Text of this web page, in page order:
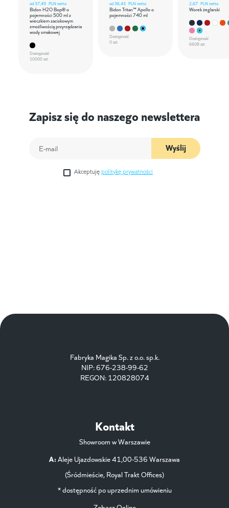
od37,49 PLN netto
Bidon H2O Bop® o
pojemności 500 ml z
wieczkiem zaciskowym
zmożliwością przyrządzania
wody smakowej
Dostępność
10000 szt.
od36,43 PLN netto
Bidon Tritan™ Apollo o
pojemności 740 ml
Dostępność
0 szt.
2,67 PLN netto
Worek żeglarski
Dostępność
6608 szt.
Zapisz się do naszego newslettera
Wyślij
Akceptuję politykę prywatności
Fabryka Magika Sp. z o.o. sp.k.
NIP: 676-238-99-62
REGON: 120828074
Kontakt
Showroom w Warszawie
A: Aleje Ujazdowskie 41,00-536 Warszawa
(Śródmieście, Royal Trakt Offices)
* dostępność po uprzednim umówieniu